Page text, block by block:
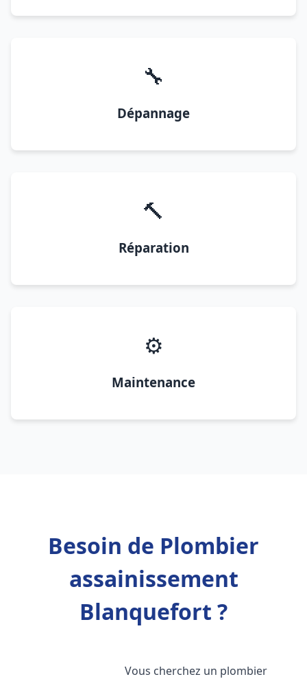
🔧
Dépannage
🔨
Réparation
⚙️
Maintenance
Besoin de Plombier
assainissement
Blanquefort ?
Vous cherchez un plombier